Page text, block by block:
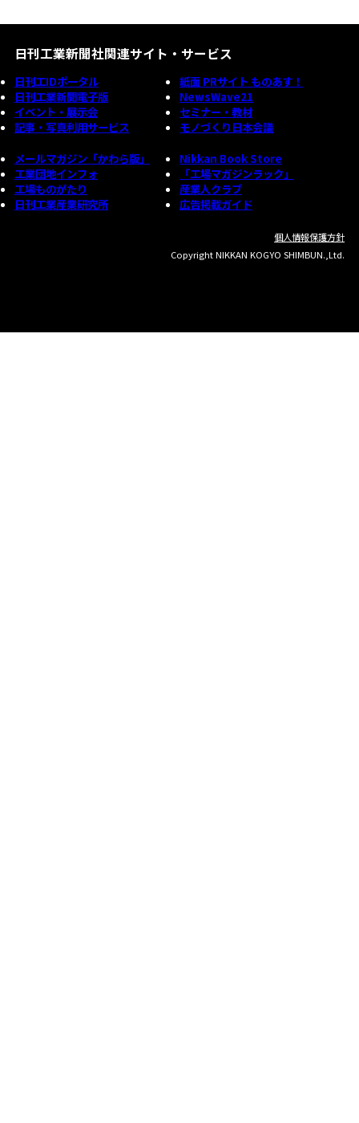
日刊工業新聞社関連サイト・サービス
日刊工IDポータル
日刊工業新聞電子版
イベント・展示会
記事・写真利用サービス
紙面 PRサイト ものあす！
NewsWave21
セミナー・教材
モノづくり日本会議
メールマガジン「かわら版」
工業団地インフォ
工場ものがたり
日刊工業産業研究所
Nikkan Book Store
「工場マガジンラック」
産業人クラブ
広告掲載ガイド
個人情報保護方針
Copyright NIKKAN KOGYO SHIMBUN.,Ltd.